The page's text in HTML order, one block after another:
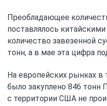
Преобладающее
поставлялось
количество завезенной
тонн, а в мае эта цифра
На европейских рынках в
было закуплено 846 тонн
с территории США не